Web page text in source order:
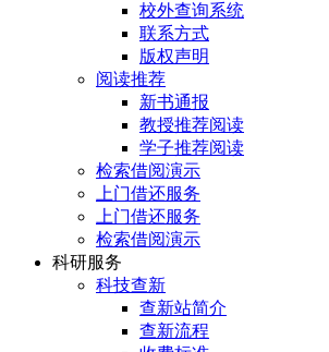
校外查询系统
联系方式
版权声明
阅读推荐
新书通报
教授推荐阅读
学子推荐阅读
检索借阅演示
上门借还服务
上门借还服务
检索借阅演示
科研服务
科技查新
查新站简介
查新流程